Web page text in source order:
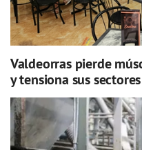
Valdeorras pierde
y tensiona sus